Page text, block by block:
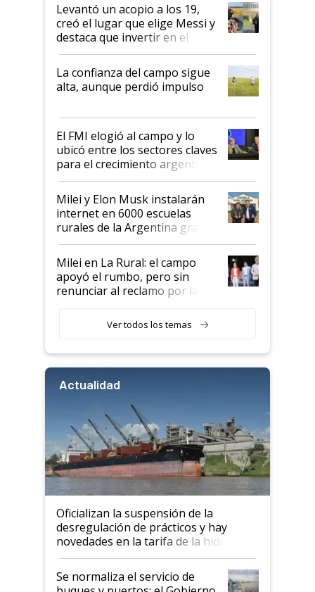
Levantó un acopio a los 19,
creó el lugar que elige Messi y
destaca que invertir en el
kirchnerismo era como "darle
plata a un hijo para droga":
Juan Félix Rossetti, el libertario
que de una dura crisis salió
de Milei
La confianza del campo sigue
alta, aunque perdió impulso
El FMI elogió al campo y lo
ubicó entre los sectores claves
para el crecimiento argentino
Milei y Elon Musk instalarán
internet en 6000 escuelas
rurales de la Argentina gracias
a un acuerdo con Starlink
Milei en La Rural: el campo
apoyó el rumbo, pero sin
renunciar al reclamo por las
Ver todos los temas
Actualidad
Oficializan la suspensión de la
desregulación de prácticos y hay
novedades en la tarifa de la hidrovía
Se normaliza el servicio de